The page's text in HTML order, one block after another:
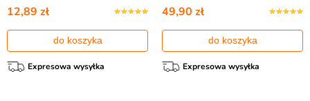
12,89 zł
do koszyka
Expresowa wysyłka
49,90 zł
do koszyka
Expresowa wysyłka